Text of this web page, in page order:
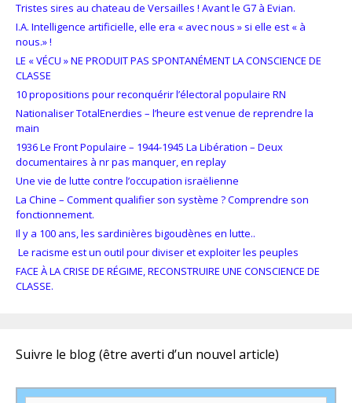
Tristes sires au chateau de Versailles ! Avant le G7 à Evian.
I.A. Intelligence artificielle, elle era « avec nous » si elle est « à
nous.» !
LE « VÉCU » NE PRODUIT PAS SPONTANÉMENT LA CONSCIENCE DE
CLASSE
10 propositions pour reconquérir l’électoral populaire RN
Nationaliser TotalEnerdies – l’heure est venue de reprendre la
main
1936 Le Front Populaire – 1944-1945 La Libération – Deux
documentaires à nr pas manquer, en replay
Une vie de lutte contre l’occupation israëlienne
La Chine – Comment qualifier son système ? Comprendre son
fonctionnement.
Il y a 100 ans, les sardinières bigoudènes en lutte..
Le racisme est un outil pour diviser et exploiter les peuples
FACE À LA CRISE DE RÉGIME, RECONSTRUIRE UNE CONSCIENCE DE
CLASSE.
Suivre le blog (être averti d’un nouvel article)